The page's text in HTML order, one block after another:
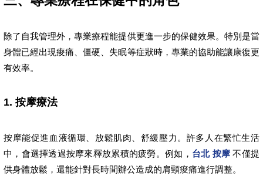
除了自我管理外，專業療程能提供更進一步的保健效果。特別是當
身體已經出現痠痛、僵硬、失眠等症狀時，專業的協助能讓康復更
有效率。
1. 按摩療法
按摩能促進血液循環、放鬆肌肉、舒緩壓力。許多人在繁忙生活
中，會選擇透過按摩來釋放累積的疲勞。例如， 台北 按摩 不僅提
供身體放鬆，還能針對長時間辦公造成的肩頸痠痛進行調整。